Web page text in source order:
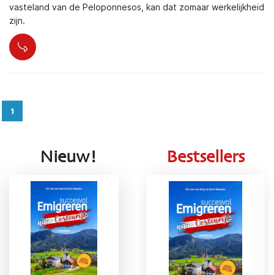
vasteland van de Peloponnesos, kan dat zomaar werkelijkheid
zijn.
1
Nieuw! Bestsellers